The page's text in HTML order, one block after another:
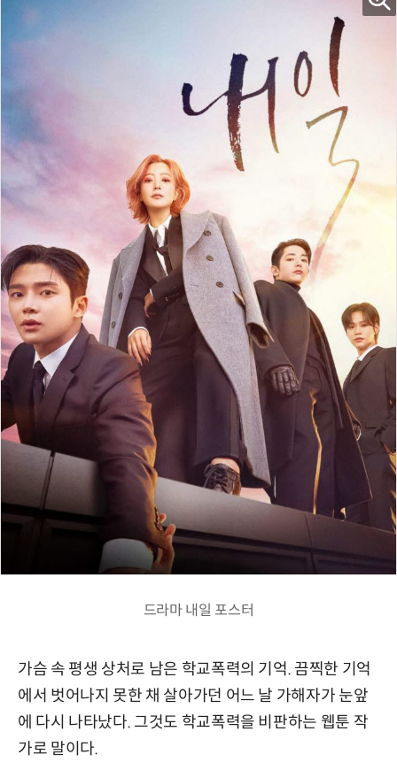
드라마 내일 포스터
가슴 속 평생 상처로 남은 학교폭력의 기억. 끔찍한 기억
에서 벗어나지 못한 채 살아가던 어느 날 가해자가 눈앞
에 다시 나타났다. 그것도 학교폭력을 비판하는 웹툰 작
가로 말이다.